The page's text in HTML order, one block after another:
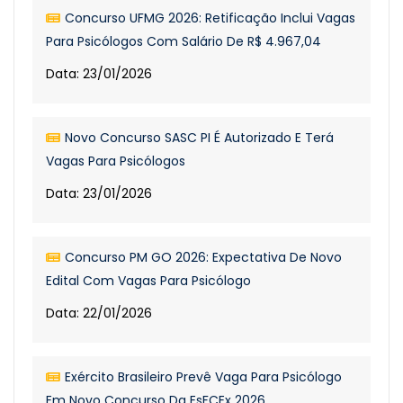
Concurso UFMG 2026: Retificação Inclui Vagas
Para Psicólogos Com Salário De R$ 4.967,04
Data: 23/01/2026
Novo Concurso SASC PI É Autorizado E Terá
Vagas Para Psicólogos
Data: 23/01/2026
Concurso PM GO 2026: Expectativa De Novo
Edital Com Vagas Para Psicólogo
Data: 22/01/2026
Exército Brasileiro Prevê Vaga Para Psicólogo